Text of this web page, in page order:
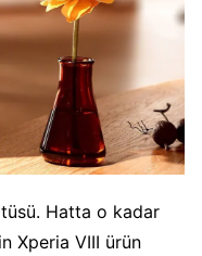
Hatta o kadar
Xperia VIII ürün